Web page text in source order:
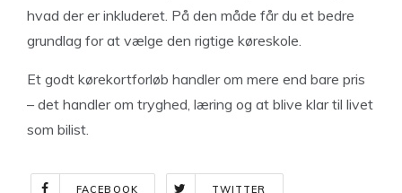
hvad der er inkluderet. På den måde får du et bedre
grundlag for at vælge den rigtige køreskole.
Et godt kørekortforløb handler om mere end bare pris
– det handler om tryghed, læring og at blive klar til livet
som bilist.
FACEBOOK TWITTER